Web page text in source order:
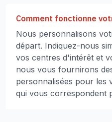
Comment fonctionne
Nous personnalisons
départ. Indiquez-nous
vos centres d'intérêt et
nous vous fournirons
personnalisées pour les
qui vous correspondent